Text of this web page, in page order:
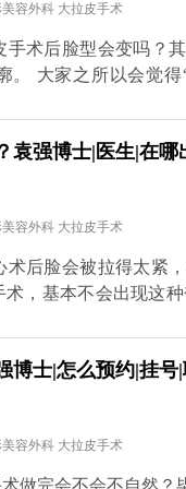
”，帮你搭好紧致的
官方媒体平台（公众
维持得更久。
容外科 大拉皮手术
术后脸型会变吗？
大家之所以会觉得
苹果肌往下掉、法
后把这些深层组织复
，但核心原则是尊重
的是让你找回曾经的
号、百家号、小红薯
袁强博士|医生|在
容外科 大拉皮手术
后脸会被拉得太紧
，基本不会出现这
的紧致状态，而不
下来，不会出现“吊
免过度切除皮肤或
情也能完全恢复自如
是“修复衰老”，不
博士|怎么预约|挂号
容外科 大拉皮手术
做完会不会不自然